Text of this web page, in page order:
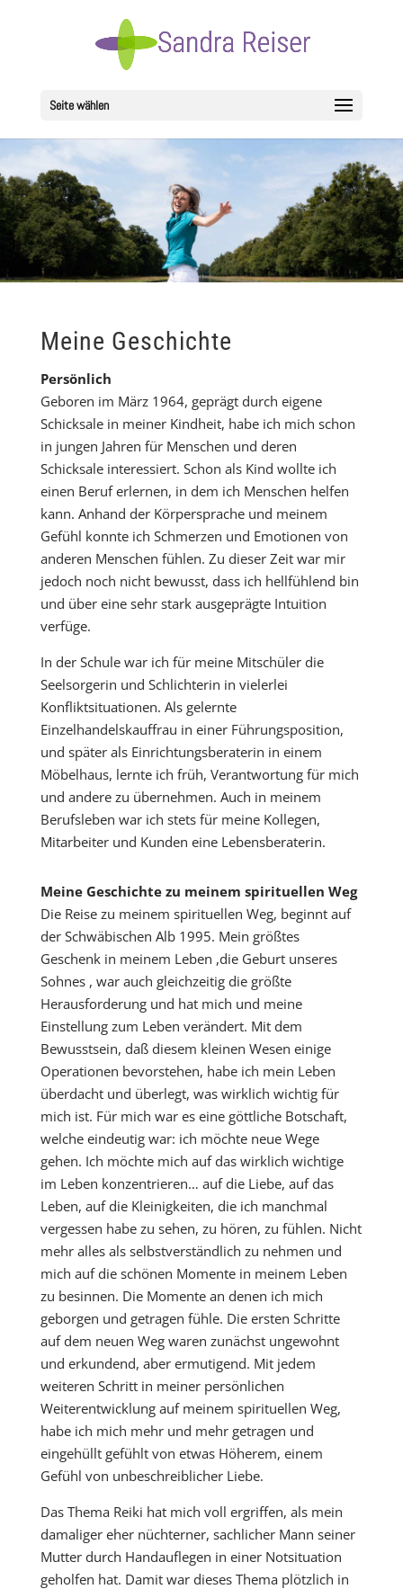
Seite wählen
Meine Geschichte
Persönlich
Geboren im März 1964, geprägt durch eigene
Schicksale in meiner Kindheit, habe ich mich schon
in jungen Jahren für Menschen und deren
Schicksale interessiert. Schon als Kind wollte ich
einen Beruf erlernen, in dem ich Menschen helfen
kann. Anhand der Körpersprache und meinem
Gefühl konnte ich Schmerzen und Emotionen von
anderen Menschen fühlen. Zu dieser Zeit war mir
jedoch noch nicht bewusst, dass ich hellfühlend bin
und über eine sehr stark ausgeprägte Intuition
verfüge.
In der Schule war ich für meine Mitschüler die
Seelsorgerin und Schlichterin in vielerlei
Konfliktsituationen. Als gelernte
Einzelhandelskauffrau in einer Führungsposition,
und später als Einrichtungsberaterin in einem
Möbelhaus, lernte ich früh, Verantwortung für mich
und andere zu übernehmen. Auch in meinem
Berufsleben war ich stets für meine Kollegen,
Mitarbeiter und Kunden eine Lebensberaterin.
Meine Geschichte zu meinem spirituellen Weg
Die Reise zu meinem spirituellen Weg, beginnt auf
der Schwäbischen Alb 1995. Mein größtes
Geschenk in meinem Leben ,die Geburt unseres
Sohnes , war auch gleichzeitig die größte
Herausforderung und hat mich und meine
Einstellung zum Leben verändert. Mit dem
Bewusstsein, daß diesem kleinen Wesen einige
Operationen bevorstehen, habe ich mein Leben
überdacht und überlegt, was wirklich wichtig für
mich ist. Für mich war es eine göttliche Botschaft,
welche eindeutig war: ich möchte neue Wege
gehen. Ich möchte mich auf das wirklich wichtige
im Leben konzentrieren… auf die Liebe, auf das
Leben, auf die Kleinigkeiten, die ich manchmal
vergessen habe zu sehen, zu hören, zu fühlen. Nicht
mehr alles als selbstverständlich zu nehmen und
mich auf die schönen Momente in meinem Leben
zu besinnen. Die Momente an denen ich mich
geborgen und getragen fühle. Die ersten Schritte
auf dem neuen Weg waren zunächst ungewohnt
und erkundend, aber ermutigend. Mit jedem
weiteren Schritt in meiner persönlichen
Weiterentwicklung auf meinem spirituellen Weg,
habe ich mich mehr und mehr getragen und
eingehüllt gefühlt von etwas Höherem, einem
Gefühl von unbeschreiblicher Liebe.
Das Thema Reiki hat mich voll ergriffen, als mein
damaliger eher nüchterner, sachlicher Mann seiner
Mutter durch Handauflegen in einer Notsituation
geholfen hat. Damit war dieses Thema plötzlich in